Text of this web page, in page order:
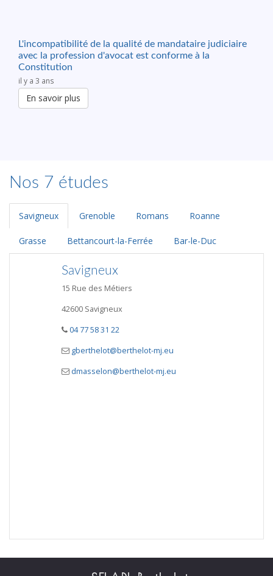
L'incompatibilité de la qualité de mandataire judiciaire
avec la profession d'avocat est conforme à la
Constitution
il y a 3 ans
En savoir plus
Nos 7 études
Savigneux Grenoble Romans Roanne
Grasse Bettancourt-la-Ferrée Bar-le-Duc
Savigneux
15 Rue des Métiers
42600 Savigneux
04 77 58 31 22
gberthelot@berthelot-mj.eu
dmasselon@berthelot-mj.eu